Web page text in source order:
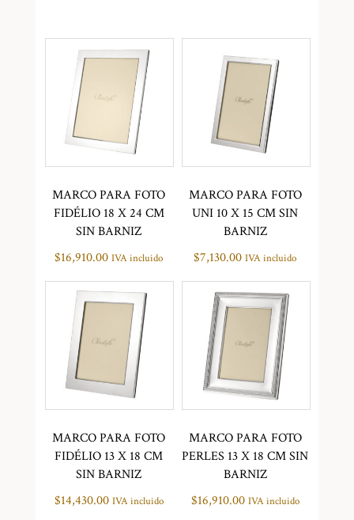
MARCO PARA FOTO
FIDÉLIO 18 X 24 CM
SIN BARNIZ
$16,910.00 IVA incluido
MARCO PARA FOTO
UNI 10 X 15 CM SIN
BARNIZ
$7,130.00 IVA incluido
MARCO PARA FOTO
FIDÉLIO 13 X 18 CM
SIN BARNIZ
$14,430.00 IVA incluido
MARCO PARA FOTO
PERLES 13 X 18 CM SIN
BARNIZ
$16,910.00 IVA incluido